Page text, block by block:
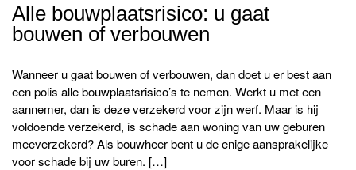
Alle bouwplaatsrisico: u gaat
bouwen of verbouwen
Wanneer u gaat bouwen of verbouwen, dan doet u er best aan
een polis alle bouwplaatsrisico’s te nemen. Werkt u met een
aannemer, dan is deze verzekerd voor zijn werf. Maar is hij
voldoende verzekerd, is schade aan woning van uw geburen
meeverzekerd? Als bouwheer bent u de enige aansprakelijke
voor schade bij uw buren. […]